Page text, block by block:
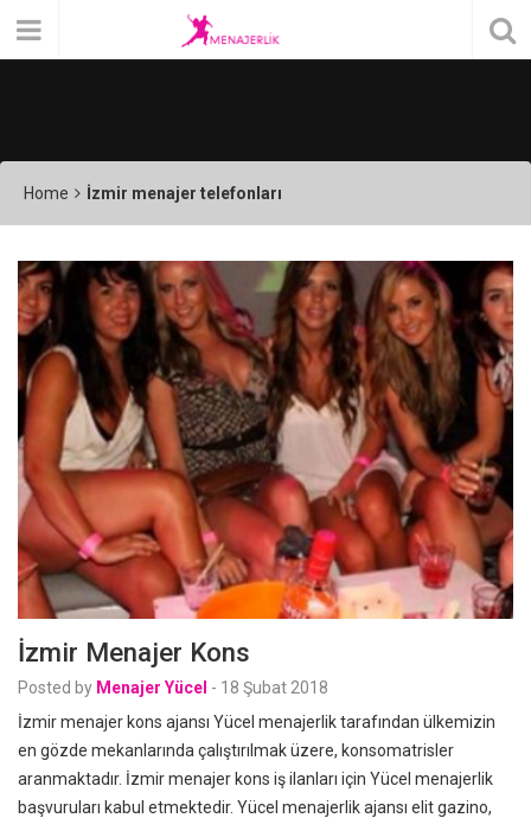
Home İzmir menajer telefonları
İzmir Menajer Kons
Posted by Menajer Yücel - 18 Şubat 2018
İzmir menajer kons ajansı Yücel menajerlik tarafından ülkemizin
en gözde mekanlarında çalıştırılmak üzere, konsomatrisler
aranmaktadır. İzmir menajer kons iş ilanları için Yücel menajerlik
başvuruları kabul etmektedir. Yücel menajerlik ajansı elit gazino,